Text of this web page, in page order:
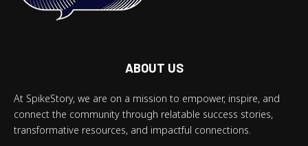
ABOUT US
At SpikeStory, we are on a mission to empower, inspire, and
connect the community through relatable success stories,
transformative resources, and impactful connections.